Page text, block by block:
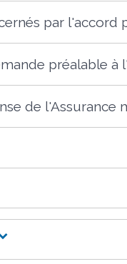
par l'accord
préalable à
de l'Assurance